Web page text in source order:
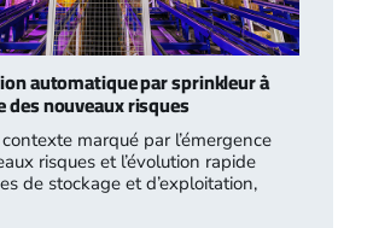
automatique par sprinkleur à
des nouveaux risques
marqué par l’émergence
risques et l’évolution rapide
de stockage et d’exploitation,